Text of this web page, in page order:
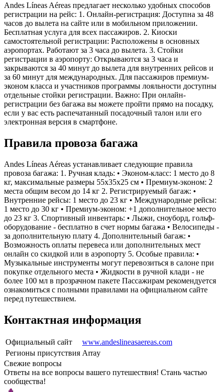
Andes Líneas Aéreas предлагает несколько удобных способов
регистрации на рейс: 1. Онлайн-регистрация: Доступна за 48
часов до вылета на сайте или в мобильном приложении.
Бесплатная услуга для всех пассажиров. 2. Киоски
самостоятельной регистрации: Расположены в основных
аэропортах. Работают за 3 часа до вылета. 3. Стойки
регистрации в аэропорту: Открываются за 3 часа и
закрываются за 40 минут до вылета для внутренних рейсов и
за 60 минут для международных. Для пассажиров премиум-
эконом класса и участников программы лояльности доступны
отдельные стойки регистрации. Важно: При онлайн-
регистрации без багажа вы можете пройти прямо на посадку,
если у вас есть распечатанный посадочный талон или его
электронная версия в смартфоне.
Правила провоза багажа
Andes Líneas Aéreas устанавливает следующие правила
провоза багажа: 1. Ручная кладь: • Эконом-класс: 1 место до 8
кг, максимальные размеры 55x35x25 см • Премиум-эконом: 2
места общим весом до 14 кг 2. Регистрируемый багаж: •
Внутренние рейсы: 1 место до 23 кг • Международные рейсы:
1 место до 30 кг • Премиум-эконом: +1 дополнительное место
до 23 кг 3. Спортивный инвентарь: • Лыжи, сноуборд, гольф-
оборудование - бесплатно в счет нормы багажа • Велосипеды -
за дополнительную плату 4. Дополнительный багаж: •
Возможность оплаты перевеса или дополнительных мест
онлайн со скидкой или в аэропорту 5. Особые правила: •
Музыкальные инструменты могут перевозиться в салоне при
покупке отдельного места • Жидкости в ручной клади - не
более 100 мл в прозрачном пакете Пассажирам рекомендуется
ознакомиться с полными правилами на официальном сайте
перед путешествием.
Контактная информация
Официальный сайт
www.andeslineasaereas.com
Регионы присутствия Array
Свежие вопросы
Ответы на все вопросы вашего путешествия! Стань частью
сообщества!